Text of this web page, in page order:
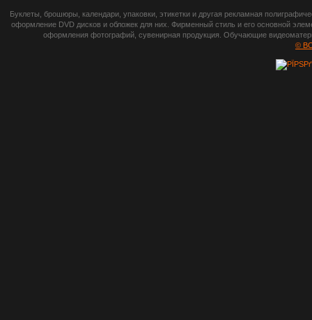
botsetto.ru -
photoshop,
шрифты,
Буклеты, брошюры, календари, упаковки, этикетки и другая рекламная
оформление DVD дисков и обложек для них. Фирменный стиль и его основной
оформления фотографий, сувенирная продукция. Обучающие
©